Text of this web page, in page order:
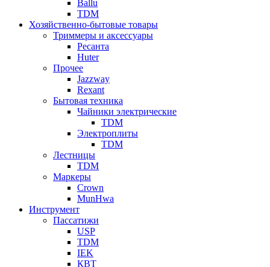
Ballu
TDM
Хозяйственно-бытовые товары
Триммеры и аксессуары
Ресанта
Huter
Прочее
Jazzway
Rexant
Бытовая техника
Чайники электрические
TDM
Электроплиты
TDM
Лестницы
TDM
Маркеры
Crown
MunHwa
Инструмент
Пассатижи
USP
TDM
IEK
КВТ